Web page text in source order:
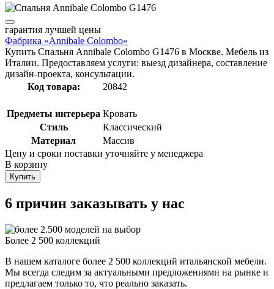
гарантия лучшей цены
Фабрика «Annibale Colombo»
Купить Спальня Annibale Colombo G1476 в Москве. Мебель из
Италии. Предоставляем услуги: выезд дизайнера, составление
дизайн-проекта, консультации.
Код товара:
20842
Предметы интерьера Кровать
Стиль
Классический
Материал
Массив
Цену и сроки поставки уточняйте у менеджера
В корзину
Купить
6 причин заказывать у нас
Более 2 500 коллекций
В нашем каталоге более 2 500 коллекций итальянской мебели.
Мы всегда следим за актуальными предложениями на рынке и
предлагаем только то, что реально заказать.